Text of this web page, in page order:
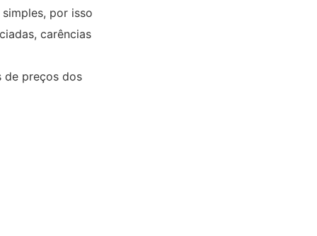
por isso
carências
de preços dos